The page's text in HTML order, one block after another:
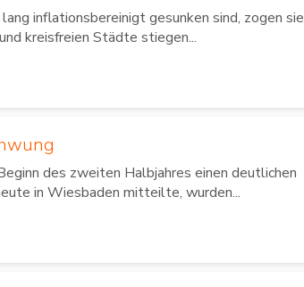
inflationsbereinigt gesunken sind, zogen sie
kreisfreien Städte stiegen...
des zweiten Halbjahres einen deutlichen
in Wiesbaden mitteilte, wurden...